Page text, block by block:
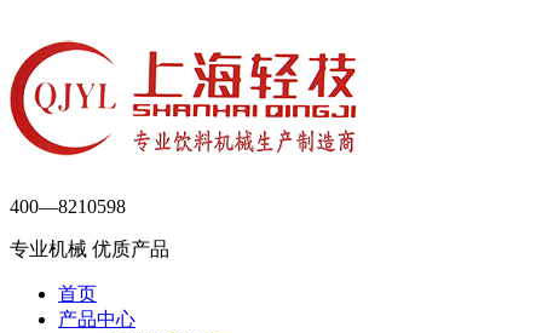
400—8210598
专业机械 优质产品
首页
产品中心